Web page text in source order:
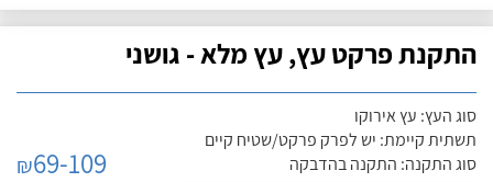
התקנת פרקט עץ, עץ מלא - גושני
סוג העץ: עץ אירוקו
תשתית קיימת: יש לפרק פרקט/שטיח קיים
סוג התקנה: התקנה בהדבקה
₪69-109